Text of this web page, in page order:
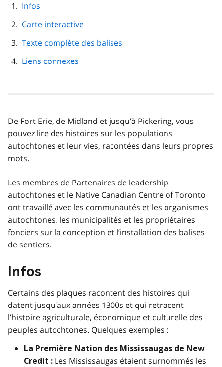
Infos
Carte interactive
Texte complète des balises
Liens connexes
De Fort Erie, de Midland et jusqu’à Pickering, vous
pouvez lire des histoires sur les populations
autochtones et leur vies, racontées dans leurs propres
mots.
Les membres de Partenaires de leadership
autochtones et le Native Canadian Centre of Toronto
ont travaillé avec les communautés et les organismes
autochtones, les municipalités et les propriétaires
fonciers sur la conception et l’installation des balises
de sentiers.
Infos
Certains des plaques racontent des histoires qui
datent jusqu’aux années 1300s et qui retracent
l’histoire agriculturale, économique et culturelle des
peuples autochtones. Quelques exemples :
La Première Nation des Mississaugas de New
Credit : Les Mississaugas étaient surnommés les